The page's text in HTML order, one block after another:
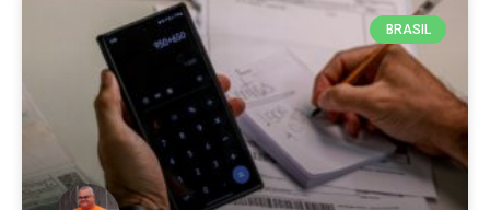
BRASIL